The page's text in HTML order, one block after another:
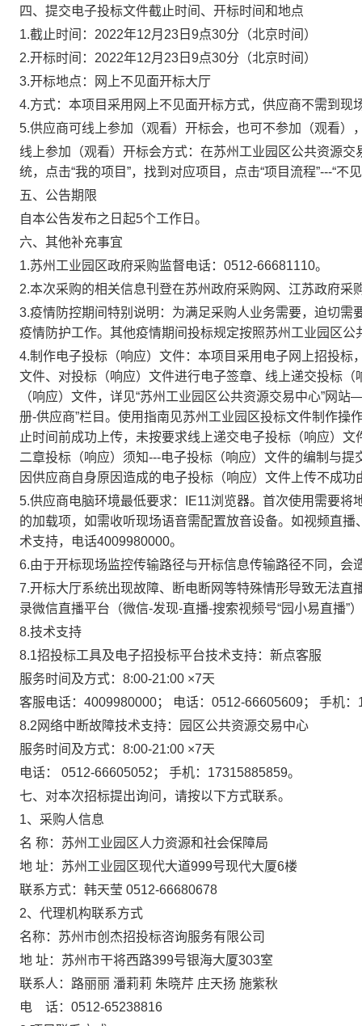
四、提交电子投标文件截止时间、开标时间和地点
1.截止时间：2022年12月23日9点30分（北京时间）
2.开标时间：2022年12月23日9点30分（北京时间）
3.开标地点：网上不见面开标大厅
4.方式：本项目采用网上不见面开标方式，供应商不需到现
5.供应商可线上参加（观看）开标会，也可不参加（观看）
线上参加（观看）开标会方式：在苏州工业园区公共资源
统，点击“我的项目”，找到对应项目，点击“项目流程”---“不
五、公告期限
自本公告发布之日起5个工作日。
六、其他补充事宜
1.苏州工业园区政府采购监督电话：0512-66681110。
2.本次采购的相关信息刊登在苏州政府采购网、江苏政府采
3.疫情防控期间特别说明：为满足采购人业务需要，迫切
疫情防护工作。其他疫情期间投标规定按照苏州工业园区公
4.制作电子投标（响应）文件：本项目采用电子网上招投
文件、对投标（响应）文件进行电子签章、线上递交投标
（响应）文件，详见“苏州工业园区公共资源交易中心”网
册-供应商”栏目。使用指南见苏州工业园区投标文件制作
止时间前成功上传，未按要求线上递交电子投标（响应）
二章投标（响应）须知---电子投标（响应）文件的编制与
因供应商自身原因造成的电子投标（响应）文件上传不成
5.供应商电脑环境最低要求：IE11浏览器。首次使用需要将
的加载项，如需收听现场语音需配置放音设备。如视频直
术支持，电话4009980000。
6.由于开标现场监控传输路径与开标信息传输路径不同，会
7.开标大厅系统出现故障、断电断网等特殊情形导致无法
录微信直播平台（微信-发现-直播-搜索视频号“园小易直播”
8.技术支持
8.1招投标工具及电子招投标平台技术支持：新点客服
服务时间及方式：8:00-21:00 ×7天
客服电话：4009980000； 电话：0512-66605609； 手机
8.2 网络中断故障技术支持：园区公共资源交易中心
服务时间及方式：8:00-21:00 ×7天
电话： 0512-66605052； 手机：17315885859。
七、对本次招标提出询问，请按以下方式联系。
1、采购人信息
名 称：苏州工业园区人力资源和社会保障局
地 址：苏州工业园区现代大道999号现代大厦6楼
联系方式：韩天莹 0512-66680678
2、代理机构联系方式
名称：苏州市创杰招投标咨询服务有限公司
地 址：苏州市干将西路399号银海大厦303室
联系人：路丽丽 潘莉莉 朱晓芹 庄天扬 施紫秋
电 话：0512-65238816